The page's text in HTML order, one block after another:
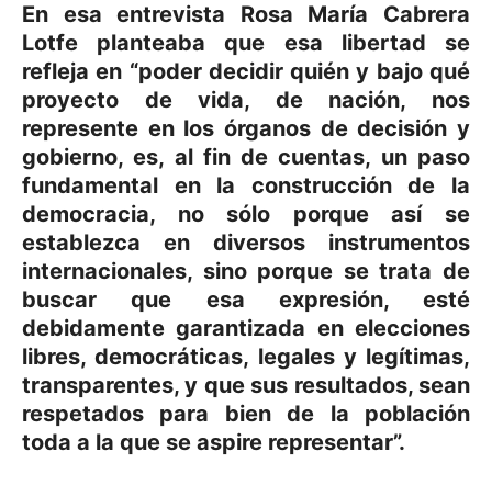
En esa entrevista Rosa María Cabrera
Lotfe planteaba que esa libertad se
refleja en “poder decidir quién y bajo qué
proyecto de vida, de nación, nos
represente en los órganos de decisión y
gobierno, es, al fin de cuentas, un paso
fundamental en la construcción de la
democracia, no sólo porque así se
establezca en diversos instrumentos
internacionales, sino porque se trata de
buscar que esa expresión, esté
debidamente garantizada en elecciones
libres, democráticas, legales y legítimas,
transparentes, y que sus resultados, sean
respetados para bien de la población
toda a la que se aspire representar”.